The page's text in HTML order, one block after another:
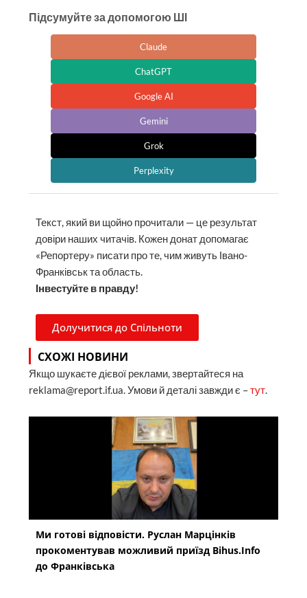
Підсумуйте за допомогою ШІ
Claude
ChatGPT
Google AI
Gemini
Grok
Perplexity
Текст, який ви щойно прочитали — це результат
довіри наших читачів. Кожен донат допомагає
«Репортеру» писати про те, чим живуть Івано-
Франківськ та область.
Інвестуйте в правду!
Долучитися до Спільноти
СХОЖІ НОВИНИ
Якщо шукаєте дієвої реклами, звертайтеся на
reklama@report.if.ua. Умови й деталі завжди є –тут.
Ми готові відповісти. Руслан Марцінків
прокоментував можливий приїзд Bihus.Info
до Франківська